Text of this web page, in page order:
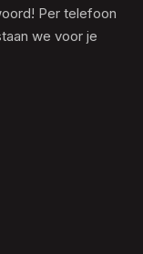
Per telefoon
we voor je